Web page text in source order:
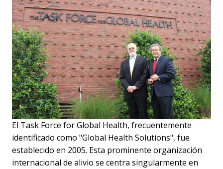
El Task Force for Global Health, frecuentemente
identificado como "Global Health Solutions", fue
establecido en 2005. Esta prominente organización
internacional de alivio se centra singularmente en